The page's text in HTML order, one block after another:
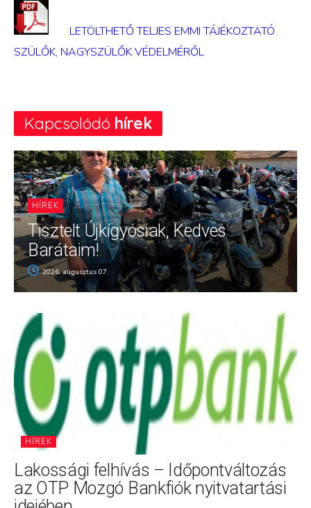
LETÖLTHETŐ TELJES EMMI TÁJÉKOZTATÓ
SZÜLŐK, NAGYSZÜLŐK VÉDELMÉRŐL
Kapcsolódó hírek
HÍREK
Tisztelt Újkígyósiak, Kedves
Barátaim!
2026. augusztus 07.
HÍREK
Lakossági felhívás – Időpontváltozás
az OTP Mozgó Bankfiók nyitvatartási